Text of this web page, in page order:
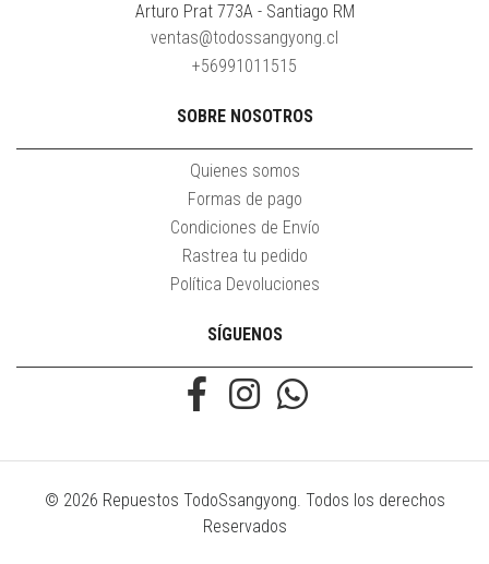
Arturo Prat 773A - Santiago RM
ventas@todossangyong.cl
+56991011515
SOBRE NOSOTROS
Quienes somos
Formas de pago
Condiciones de Envío
Rastrea tu pedido
Política Devoluciones
SÍGUENOS
© 2026 Repuestos TodoSsangyong. Todos los derechos
Reservados